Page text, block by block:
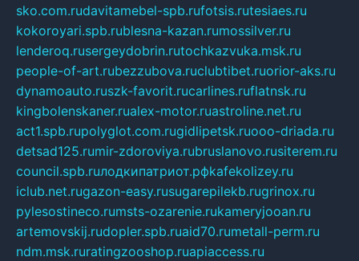
sko.com.rudavitamebel-spb.rufotsis.rutesiaes.ru
kokoroyari.spb.rublesna-kazan.rumossilver.ru
lenderoq.rusergeydobrin.rutochkazvuka.msk.ru
people-of-art.rubezzubova.ruclubtibet.ruorior-aks.ru
dynamoauto.ruszk-favorit.rucarlines.ruflatnsk.ru
kingbolenskaner.rualex-motor.ruastroline.net.ru
act1.spb.rupolyglot.com.rugidlipetsk.ruooo-driada.ru
detsad125.rumir-zdoroviya.rubruslanovo.rusiterem.ru
council.spb.ruлодкипатриот.рфkafekolizey.ru
iclub.net.rugazon-easy.rusugarepilekb.rugrinox.ru
pylesostineco.rumsts-ozarenie.rukameryjooan.ru
artemovskij.rudopler.spb.ruaid70.rumetall-perm.ru
ndm.msk.ruratingzooshop.ruapiaccess.ru